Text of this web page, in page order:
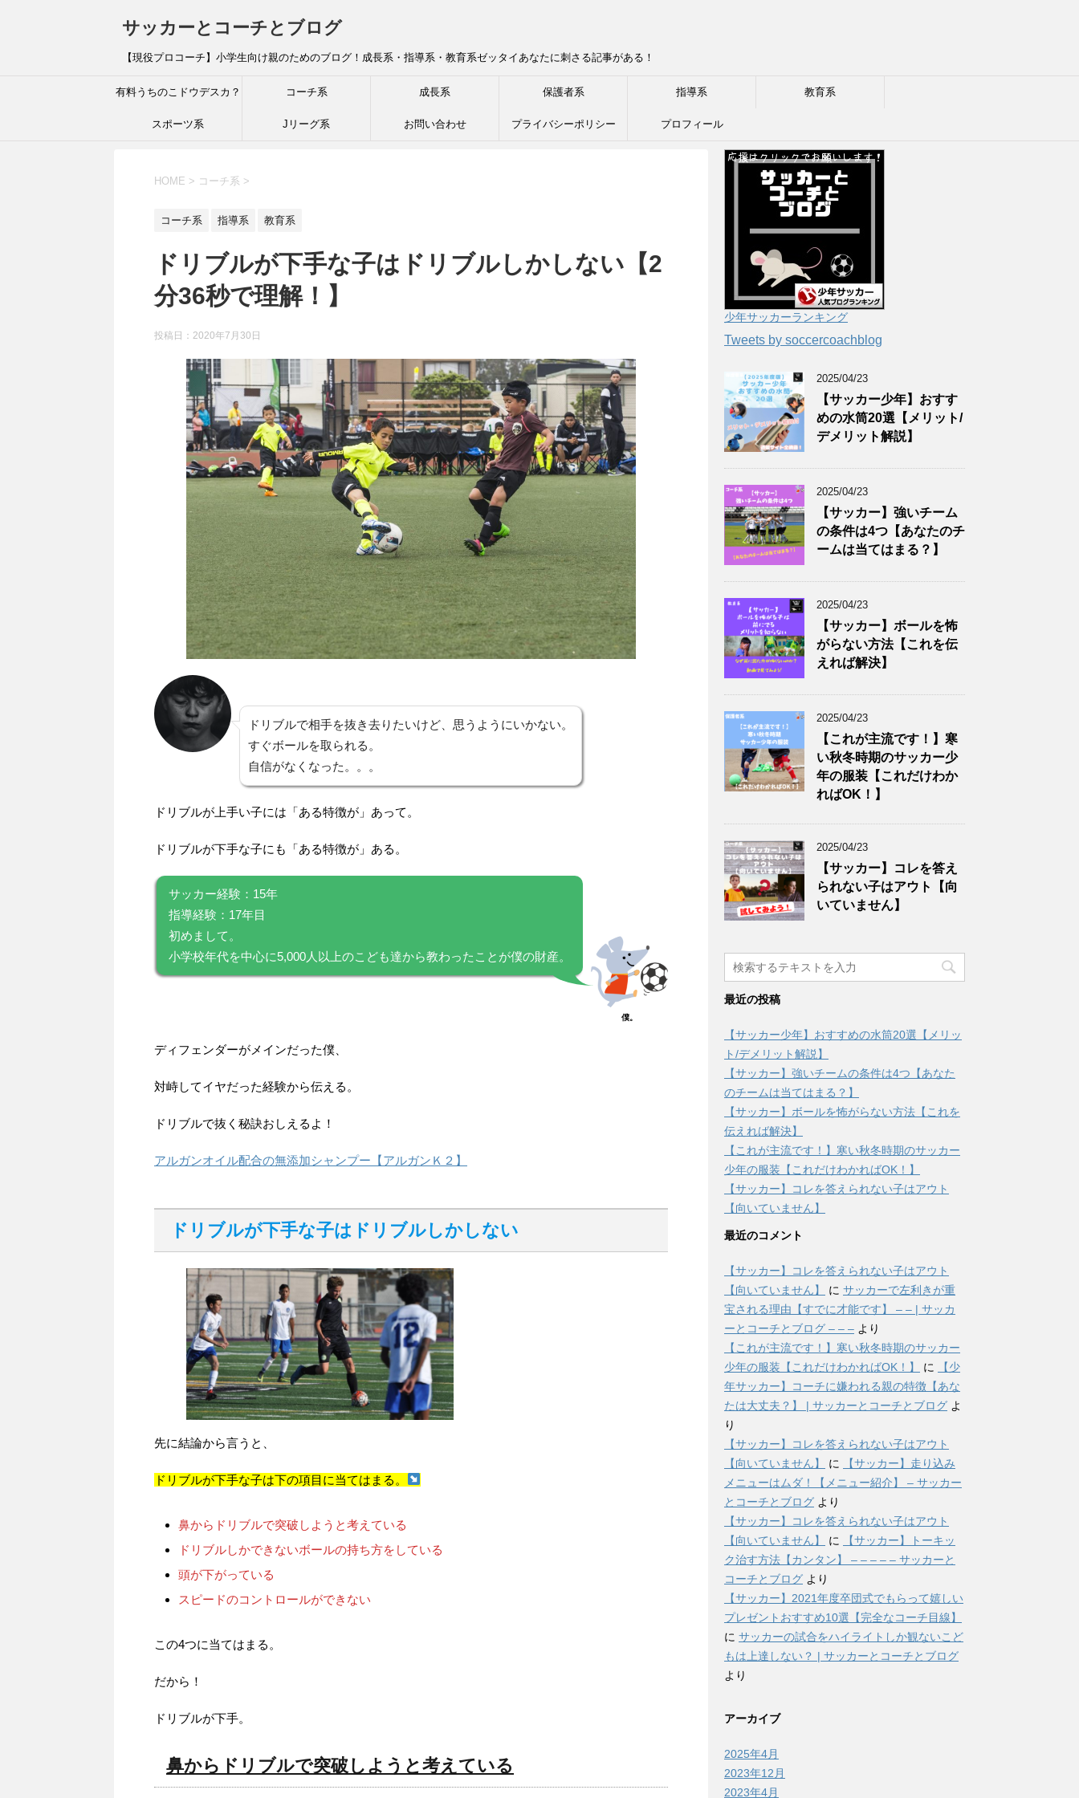
サッカーとコーチとブログ
【現役プロコーチ】小学生向け親のためのブログ！成長系・指導系・教育系ゼッタイあなたに刺さる記事がある！
有料うちのこドウデスカ？ コーチ系 成長系 保護者系 指導系 教育系
スポーツ系 Jリーグ系 お問い合わせ プライバシーポリシー プロフィール
HOME > コーチ系 >
コーチ系 指導系 教育系
ドリブルが下手な子はドリブルしかしない【2
分36秒で理解！】
投稿日： 2020年7月30日
ドリブルで相手を抜き去りたいけど、思うようにいかない。
すぐボールを取られる。
自信がなくなった。。。
ドリブルが上手い子には「ある特徴が」あって。
ドリブルが下手な子にも「ある特徴が」ある。
サッカー経験：15年
指導経験：17年目
初めまして。
小学校年代を中心に5,000人以上のこども達から教わったことが僕の財産。
僕。
ディフェンダーがメインだった僕、
対峙してイヤだった経験から伝える。
ドリブルで抜く秘訣おしえるよ！
アルガンオイル配合の無添加シャンプー【アルガンＫ２】
ドリブルが下手な子はドリブルしかしない
先に結論から言うと、
ドリブルが下手な子は下の項目に当てはまる。
鼻からドリブルで突破しようと考えている
ドリブルしかできないボールの持ち方をしている
頭が下がっている
スピードのコントロールができない
この4つに当てはまる。
だから！
ドリブルが下手。
鼻からドリブルで突破しようと考えている
少年サッカーランキング
Tweets by soccercoachblog
2025/04/23
【サッカー少年】おすす
めの水筒20選【メリット/
デメリット解説】
2025/04/23
【サッカー】強いチーム
の条件は4つ【あなたのチ
ームは当てはまる？】
2025/04/23
【サッカー】ボールを怖
がらない方法【これを伝
えれば解決】
2025/04/23
【これが主流です！】寒
い秋冬時期のサッカー少
年の服装【これだけわか
ればOK！】
2025/04/23
【サッカー】コレを答え
られない子はアウト【向
いていません】
最近の投稿
【サッカー少年】おすすめの水筒20選【メリッ
ト/デメリット解説】
【サッカー】強いチームの条件は4つ【あなた
のチームは当てはまる？】
【サッカー】ボールを怖がらない方法【これを
伝えれば解決】
【これが主流です！】寒い秋冬時期のサッカー
少年の服装【これだけわかればOK！】
【サッカー】コレを答えられない子はアウト
【向いていません】
最近のコメント
【サッカー】コレを答えられない子はアウト
【向いていません】
に サッカーで左利きが重
宝される理由【すでに才能です】 – – | サッカ
ーとコーチとブログ – – – より
【これが主流です！】寒い秋冬時期のサッカー
少年の服装【これだけわかればOK！】
に
【少
年サッカー】コーチに嫌われる親の特徴【あな
たは大丈夫？】 | サッカーとコーチとブログ よ
り
【サッカー】コレを答えられない子はアウト
【向いていません】
に
【サッカー】走り込み
メニューはムダ！【メニュー紹介】 – サッカー
とコーチとブログ より
【サッカー】コレを答えられない子はアウト
【向いていません】
に
【サッカー】トーキッ
ク治す方法【カンタン】 – – – – – サッカーと
コーチとブログ より
【サッカー】2021年度卒団式でもらって嬉しい
プレゼントおすすめ10選【完全なコーチ目線】
に サッカーの試合をハイライトしか観ないこど
もは上達しない？ | サッカーとコーチとブログ
より
アーカイブ
2025年4月
2023年12月
2023年4月